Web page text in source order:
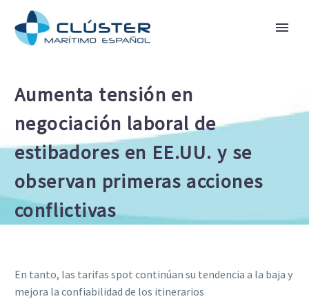
Aumenta tensión en
negociación laboral de
estibadores en EE.UU. y se
observan primeras acciones
conflictivas
En tanto, las tarifas spot continúan su tendencia a la baja y
mejora la confiabilidad de los itinerarios